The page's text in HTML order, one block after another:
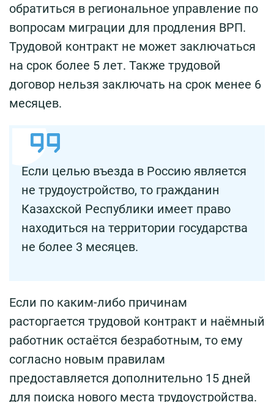
обратиться в региональное управление по
вопросам миграции для продления ВРП.
Трудовой контракт не может заключаться
на срок более 5 лет. Также трудовой
договор нельзя заключать на срок менее 6
месяцев.
Если целью въезда в Россию является
не трудоустройство, то гражданин
Казахской Республики имеет право
находиться на территории государства
не более 3 месяцев.
Если по каким-либо причинам
расторгается трудовой контракт и наёмный
работник остаётся безработным, то ему
согласно новым правилам
предоставляется дополнительно 15 дней
для поиска нового места трудоустройства.